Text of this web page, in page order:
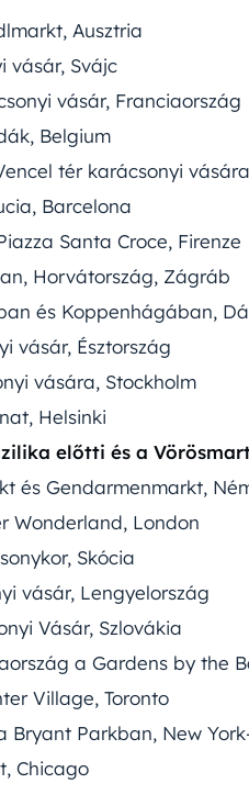
Ausztria
vásár, Svájc
vásár, Franciaország
Belgium
tér karácsonyi
Barcelona
Santa Croce, Firenze
Horvátország, Zágráb
és Koppenhágában,
vásár, Észtország
vására, Stockholm
Helsinki
előtti és a
és Gendarmenmarkt,
Wonderland, London
Skócia
vásár, Lengyelország
Vásár, Szlovákia
a Gardens by the
Village, Toronto
Bryant Parkban, New
Chicago